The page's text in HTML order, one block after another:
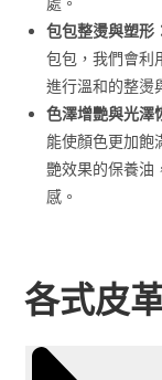
包包整燙與塑形
包包，我們會利
進行溫和的整燙
色澤增艷與光澤
能使顏色更加飽
艷效果的保養油
感。
各式皮